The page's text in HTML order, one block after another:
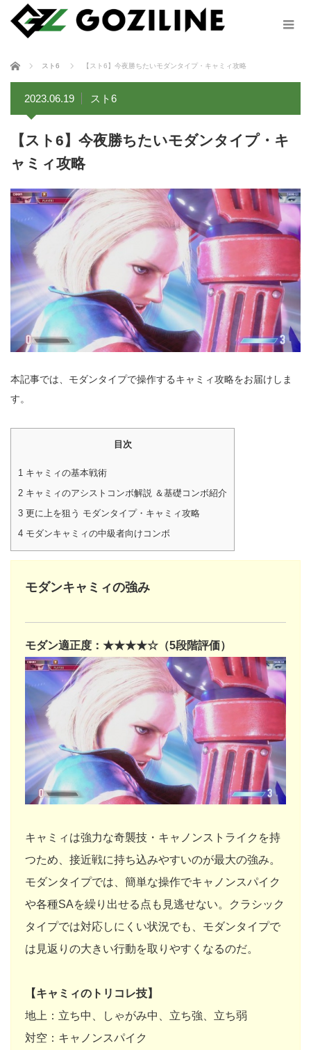
ホーム スト6 【スト6】今夜勝ちたいモダンタイプ・キャミィ攻略
2023.06.19 スト6
【スト6】今夜勝ちたいモダンタイプ・キ
ャミィ攻略
本記事では、モダンタイプで操作するキャミィ攻略をお届けしま
す。
目次
1 キャミィの基本戦術
2 キャミィのアシストコンボ解説 ＆基礎コンボ紹介
3 更に上を狙う モダンタイプ・キャミィ攻略
4 モダンキャミィの中級者向けコンボ
モダンキャミィの強み
モダン適正度：★★★★☆（5段階評価）
キャミィは強力な奇襲技・キャノンストライクを持
つため、接近戦に持ち込みやすいのが最大の強み。
モダンタイプでは、簡単な操作でキャノンスパイク
や各種SAを繰り出せる点も見逃せない。クラシック
タイプでは対応しにくい状況でも、モダンタイプで
は見返りの大きい行動を取りやすくなるのだ。
【キャミィのトリコレ技】
地上：立ち中、しゃがみ中、立ち強、立ち弱
対空：キャノンスパイク